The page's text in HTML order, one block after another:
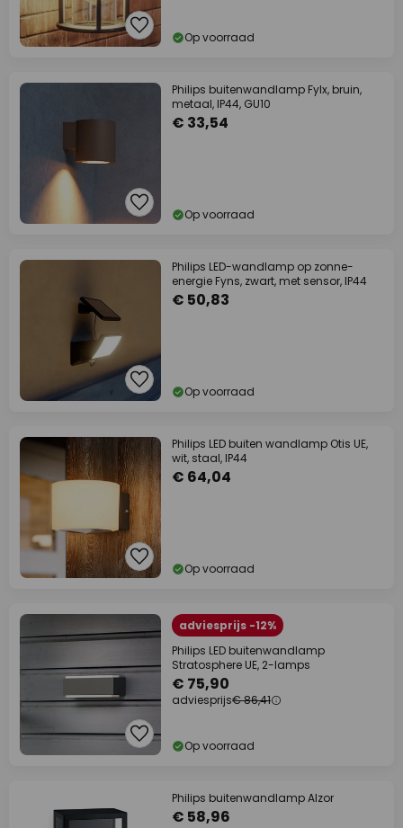
Op voorraad
Philips buitenwandlamp Fylx, bruin,
metaal, IP44, GU10
€ 33,54
Op voorraad
Philips LED-wandlamp op zonne-
energie Fyns, zwart, met sensor, IP44
€ 50,83
Op voorraad
Philips LED buiten wandlamp Otis UE,
wit, staal, IP44
€ 64,04
Op voorraad
adviesprijs -12%
Philips LED buitenwandlamp
Stratosphere UE, 2-lamps
€ 75,90
adviesprijs€ 86,41
Op voorraad
Philips buitenwandlamp Alzor
€ 58,96